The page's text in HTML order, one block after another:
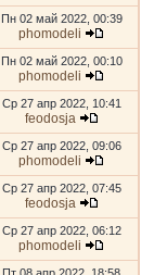
Пн 02 май 2022, 00:39
phomodeli
Пн 02 май 2022, 00:10
phomodeli
Ср 27 апр 2022, 10:41
feodosja
Ср 27 апр 2022, 09:06
phomodeli
Ср 27 апр 2022, 07:45
feodosja
Ср 27 апр 2022, 06:12
phomodeli